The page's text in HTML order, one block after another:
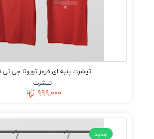
تیشرت پنبه ای قرمز تویوتا جی تی 86
تیشرت
۹۹۹,۰۰۰
جدید